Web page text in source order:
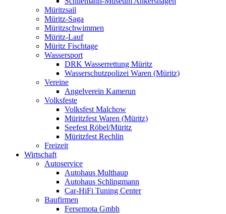
Müritzsail
Müritz-Saga
Müritzschwimmen
Müritz-Lauf
Müritz Fischtage
Wassersport
DRK Wasserrettung Müritz
Wasserschutzpolizei Waren (Müritz)
Vereine
Angelverein Kamerun
Volksfeste
Volksfest Malchow
Müritzfest Waren (Müritz)
Seefest Röbel/Müritz
Müritzfest Rechlin
Freizeit
Wirtschaft
Autoservice
Autohaus Multhaup
Autohaus Schlingmann
Car-HiFi Tuning Center
Baufirmen
Fersemota Gmbh